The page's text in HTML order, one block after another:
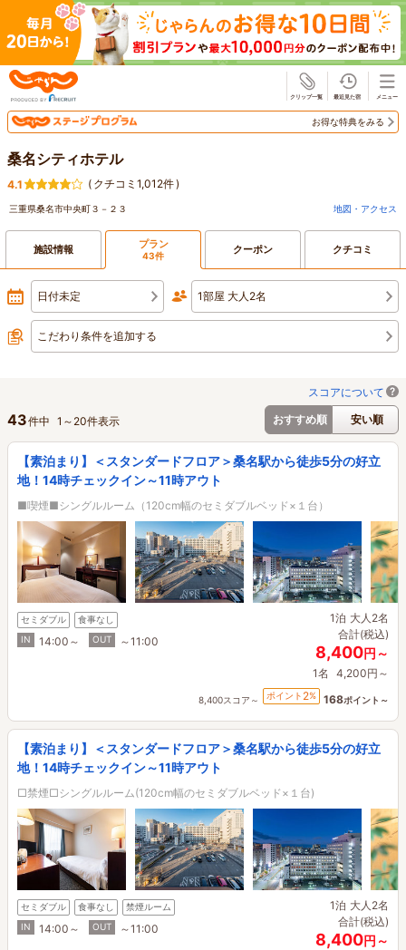
お得な特典をみる
桑名シティホテル
4.1 ( クチコミ1,012件)
三重県桑名市中央町３－２３ 地図・アクセス
施設情報 プラン
43件 クーポン クチコミ
日付未定 1部屋 大人2名
こだわり条件を追加する
スコアについて
おすすめ順
安い順
43件中 1 ～ 20件表示
【素泊まり】＜スタンダードフロア＞桑名駅から徒歩5分の好立
地！14時チェックイン～11時アウト
■喫煙■シングルルーム（120cm幅のセミダブルベッド×１台）
セミダブル
食事なし
IN
14:00～ OUT ～11:00
1泊 大人2名
合計(税込)
8,400円～
1名 4,200円～
8,400スコア～ ポイント 2% 168ポイント～
【素泊まり】＜スタンダードフロア＞桑名駅から徒歩5分の好立
地！14時チェックイン～11時アウト
□禁煙□シングルルーム(120cm幅のセミダブルベッド×１台)
セミダブル 食事なし
禁煙ルーム
IN
14:00～ OUT ～11:00
1泊 大人2名
合計(税込)
8,400円～